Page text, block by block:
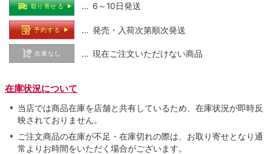
取り寄せる … 6～10日発送
予約する … 発売・入荷次第順次発送
在庫なし … 現在ご注文いただけない商品
在庫状況について
当店では商品在庫を店舗と共有しているため、在庫状況が即時反
映されておりません。
ご注文商品の在庫が不足・在庫切れの際は、お取り寄せとなり通
常よりお時間をいただく場合がございます。